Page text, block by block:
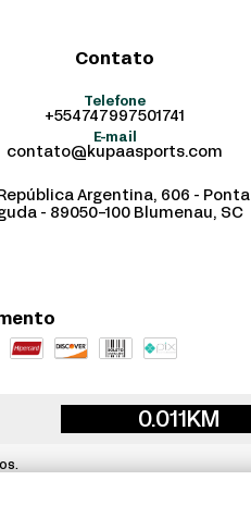
Contato
Telefone
+554747997501741
E-mail
contato@kupaasports.com
República Argentina, 606 - Ponta
- 89050-100 Blumenau, SC
0.011 KM